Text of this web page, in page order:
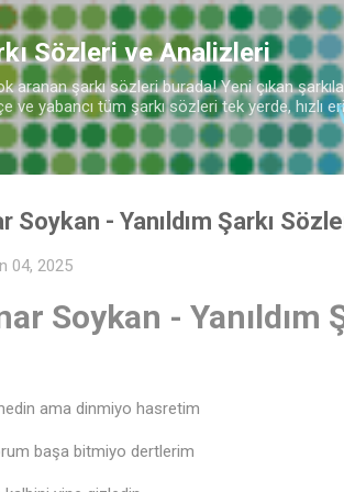
Sözleri ve Analizleri
aranan şarkı sözleri burada! Yeni çıkan
ve yabancı tüm şarkı sözleri tek yerde, hızlı
Soykan - Yanıldım Şarkı
04, 2025
Soykan - Yanıldım
ama dinmiyo hasretim
başa bitmiyo dertlerim